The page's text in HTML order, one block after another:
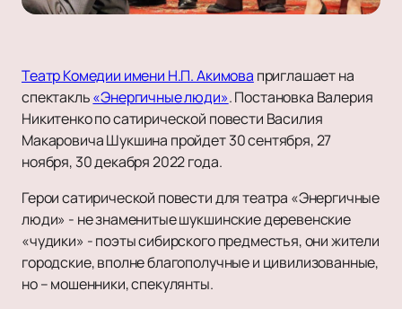
Театр Комедии имени Н.П. Акимова приглашает на
спектакль«Энергичные люди». Постановка Валерия
Никитенко по сатирической повести Василия
Макаровича Шукшина пройдет 30 сентября, 27
ноября, 30 декабря 2022 года.
Герои сатирической повести для театра «Энергичные
люди» - не знаменитые шукшинские деревенские
«чудики» - поэты сибирского предместья, они жители
городские, вполне благополучные и цивилизованные,
но – мошенники, спекулянты.